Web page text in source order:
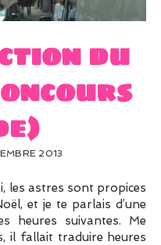
?
du
2013
les astres sont propices
et je te parlais d’une
heures suivantes. Me
il fallait traduire heures